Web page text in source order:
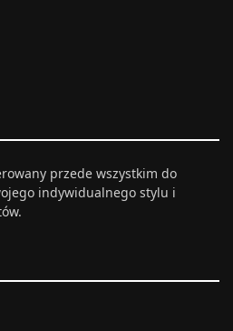
przede wszystkim do
indywidualnego stylu i